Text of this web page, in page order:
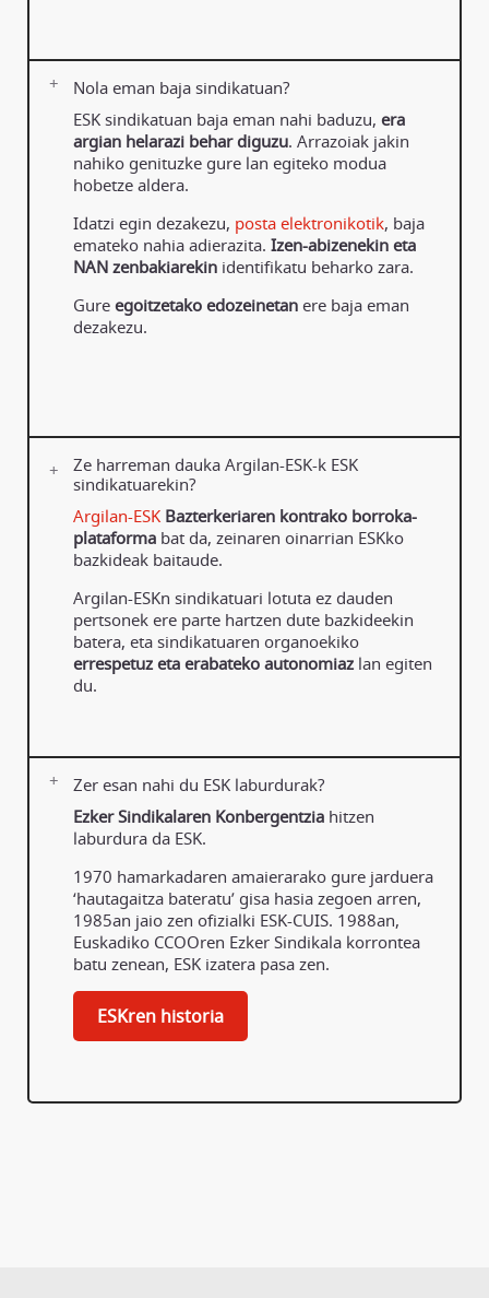
Nola eman baja sindikatuan?
ESK sindikatuan baja eman nahi baduzu, era
argian helarazi behar diguzu. Arrazoiak jakin
nahiko genituzke gure lan egiteko modua
hobetze aldera.
Idatzi egin dezakezu, posta elektronikotik, baja
emateko nahia adierazita. Izen-abizenekin eta
NAN zenbakiarekin identifikatu beharko zara.
Gure egoitzetako edozeinetan ere baja eman
dezakezu.
Ze harreman dauka Argilan-ESK-k ESK
sindikatuarekin?
Argilan-ESK Bazterkeriaren kontrako borroka-
plataforma bat da, zeinaren oinarrian ESKko
bazkideak baitaude.
Argilan-ESKn sindikatuari lotuta ez dauden
pertsonek ere parte hartzen dute bazkideekin
batera, eta sindikatuaren organoekiko
errespetuz eta erabateko autonomiaz lan egiten
du.
Zer esan nahi du ESK laburdurak?
Ezker Sindikalaren Konbergentzia hitzen
laburdura da ESK.
1970 hamarkadaren amaierarako gure jarduera
‘hautagaitza bateratu’ gisa hasia zegoen arren,
1985an jaio zen ofizialki ESK-CUIS. 1988an,
Euskadiko CCOOren Ezker Sindikala korrontea
batu zenean, ESK izatera pasa zen.
ESKren historia